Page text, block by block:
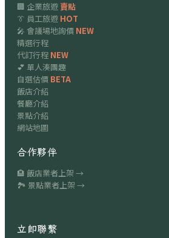
🏢 企業旅遊賣點
👔 員工旅遊 HOT
🎤 會議場地詢價 NEW
精選行程
代訂行程 NEW
💕 單人湊團趣
自選估價 BETA
飯店介紹
餐廳介紹
景點介紹
網站地圖
合作夥伴
🏨 飯店業者上架 →
🏞 景點業者上架 →
立即聯繫